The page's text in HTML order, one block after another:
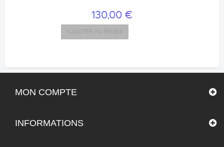
130,00 €
AJOUTER AU PANIER
MON COMPTE
INFORMATIONS